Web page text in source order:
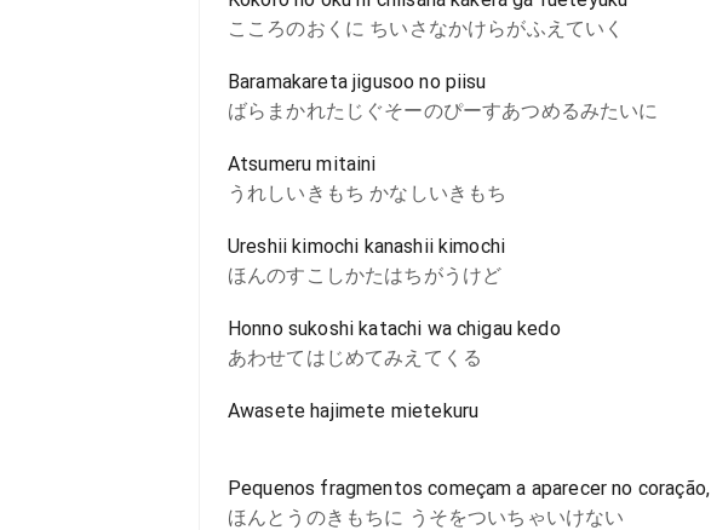
こころのおくに ちいさなかけらがふえていく
Baramakareta jigusoo no piisu
ばらまかれたじぐそーのぴーすあつめるみたいに
Atsumeru mitaini
うれしいきもち かなしいきもち
Ureshii kimochi kanashii kimochi
ほんのすこしかたはちがうけど
Honno sukoshi katachi wa chigau kedo
あわせてはじめてみえてくる
Awasete hajimete mietekuru
Pequenos fragmentos começam a aparecer no coração,
ほんとうのきもちに うそをついちゃいけない